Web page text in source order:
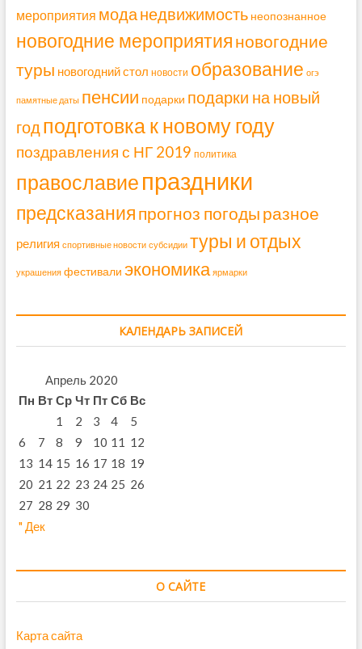
мероприятия мода недвижимость неопознанное
новогодние мероприятия новогодние
туры новогодний стол новости образование огэ
памятные даты пенсии подарки подарки на новый
год подготовка к новому году
поздравления с НГ 2019 политика
православие праздники
предсказанияпрогноз погоды разное
религия спортивные новости субсидии туры и отдых
украшения фестивали экономика ярмарки
КАЛЕНДАРЬ ЗАПИСЕЙ
Апрель 2020
Пн Вт Ср Чт Пт Сб Вс
" Дек
1 2 3 4
5
6
7 8 9 10 11 12
13 14 15 16 17 18 19
20 21 22 23 24 25 26
27 28 29 30
О САЙТЕ
Карта сайта